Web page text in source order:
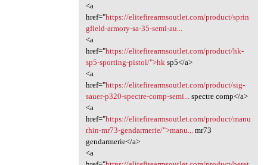
<a
href="https://elitefirearmsoutlet.com/product/sprin
gfield-armory-sa-35-semi-au...
<a
href="https://elitefirearmsoutlet.com/product/hk-
sp5-sporting-pistol/">hk sp5</a>
<a
href="https://elitefirearmsoutlet.com/product/sig-
sauer-p320-spectre-comp-semi...
spectre comp</a>
<a
href="https://elitefirearmsoutlet.com/product/manu
rhin-mr73-gendarmerie/">manu...
mr73
gendarmerie</a>
<a